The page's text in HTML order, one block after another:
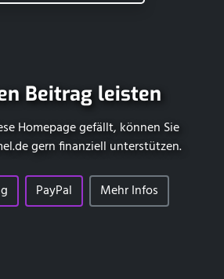
Beitrag leisten
Homepage gefällt, können Sie
gern finanziell unterstützen.
PayPal Mehr Infos